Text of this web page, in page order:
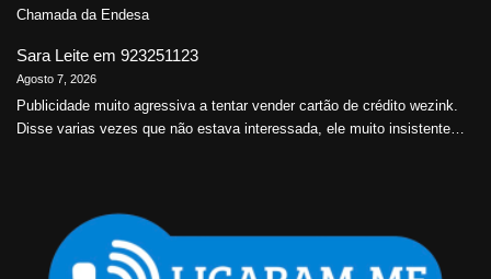
Chamada da Endesa
Sara Leite em 923251123
Agosto 7, 2026
Publicidade muito agressiva a tentar vender cartão de crédito wezink.
Disse varias vezes que não estava interessada, ele muito insistente…